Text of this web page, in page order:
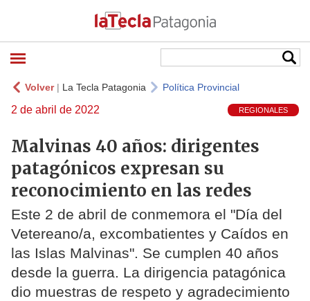
Volver| La Tecla Patagonia Política Provincial
2 de abril de 2022 REGIONALES
Malvinas 40 años: dirigentes
patagónicos expresan su
reconocimiento en las redes
Este 2 de abril de conmemora el "Día del
Vetereano/a, excombatientes y Caídos en
las Islas Malvinas". Se cumplen 40 años
desde la guerra. La dirigencia patagónica
dio muestras de respeto y agradecimiento